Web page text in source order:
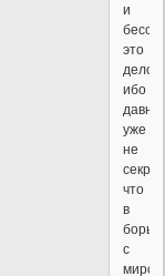
и
это
дело,
ибо
давно
уже
не
что
в
с
миром